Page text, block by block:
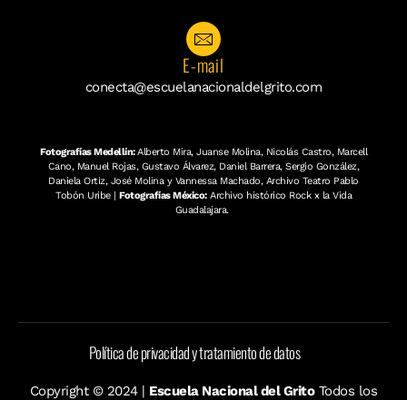
E-mail
conecta@escuelanacionaldelgrito.com
Fotografías Medellín:Alberto Mira, Juanse Molina, Nicolás Castro, Marcell
Cano, Manuel Rojas, Gustavo Álvarez, Daniel Barrera, Sergio González,
Daniela Ortiz, José Molina y Vannessa Machado, Archivo Teatro Pablo
Tobón Uribe | Fotografías México:Archivo histórico Rock x la Vida
Guadalajara.
Copyright © 2024 | Escuela Nacional del GritoTodos los
Política de privacidad y tratamiento de datos